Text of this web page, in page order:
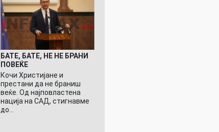
БАТЕ, БАТЕ, НЕ НЕ БРАНИ
ПОВЕЌЕ
Кочи Христијане и
престани да не браниш
веќе. Од најповластена
нација на САД, стигнавме
до…